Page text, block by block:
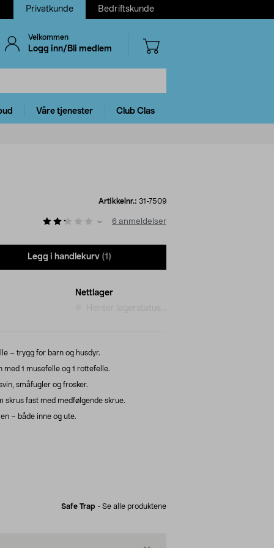
Privatkunde Bedriftskunde
Velkommen
Logg inn/Bli medlem
Våre tjenester Club Clas
Artikkelnr.: 31-7509
6 anmeldelser
Legg i handlekurv (1)
Nettlager
– trygg for barn og husdyr.
1 musefelle og 1 rottefelle.
småfugler og frosker.
skrus fast med medfølgende skrue.
– både inne og ute.
Safe Trap - Se alle produktene